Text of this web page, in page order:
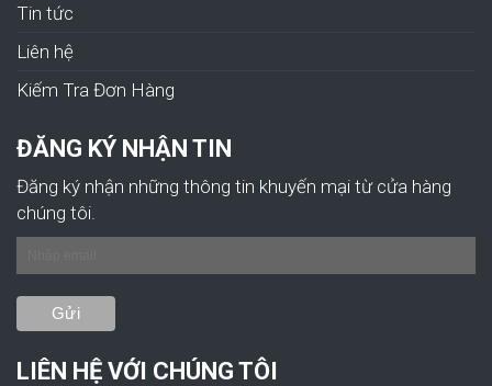
Tin tức
Liên hệ
Kiếm Tra Đơn Hàng
ĐĂNG KÝ NHẬN TIN
Đăng ký nhận những thông tin khuyến mại từ cửa hàng
chúng tôi.
LIÊN HỆ VỚI CHÚNG TÔI